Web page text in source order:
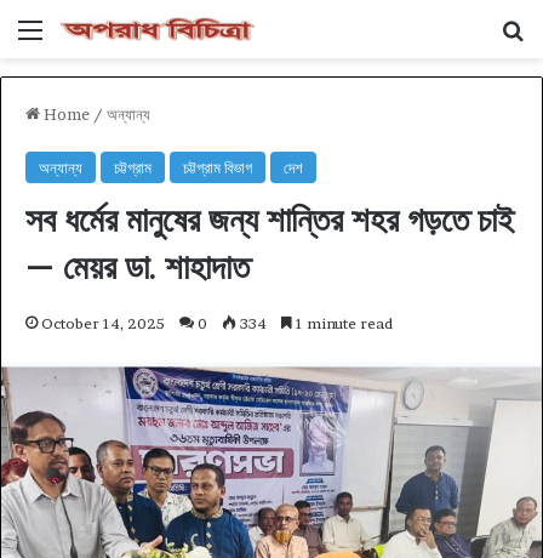
Menu
Home / অন্যান্য
অন্যান্য চট্টগ্রাম চট্টগ্রাম বিভাগ দেশ
সব ধর্মের মানুষের জন্য শান্তির শহর গড়তে চাই
— মেয়র ডা. শাহাদাত
October 14, 2025 0 334 1 minute read